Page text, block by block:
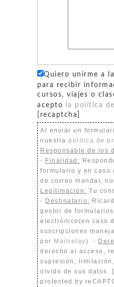
Quiero unirme a
para recibir
cursos, viajes o
acepto
la política
[recaptcha]
Al enviar un
nuestra política de
Responsable de los
- Finalidad:
formulario y en caso
de correo mandar,
Legitimación: Tu
- Destinatario:
gestor de
electrónico(en caso
suscripciones
por Mailrelay). -
derecho al acceso,
supresión,
olvido de sus datos.
protected by